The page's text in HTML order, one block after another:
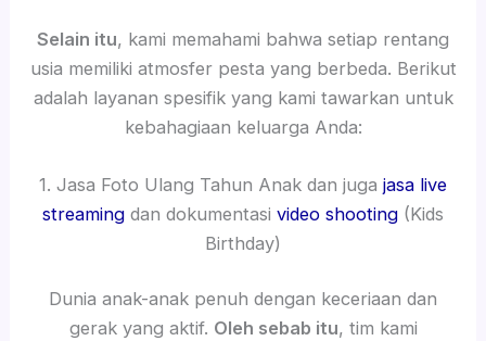
Selain itu, kami memahami bahwa setiap rentang
usia memiliki atmosfer pesta yang berbeda. Berikut
adalah layanan spesifik yang kami tawarkan untuk
kebahagiaan keluarga Anda:
1. Jasa Foto Ulang Tahun Anak dan juga jasa live
streaming dan dokumentasi video shooting (Kids
Birthday)
Dunia anak-anak penuh dengan keceriaan dan
gerak yang aktif. Oleh sebab itu, tim kami